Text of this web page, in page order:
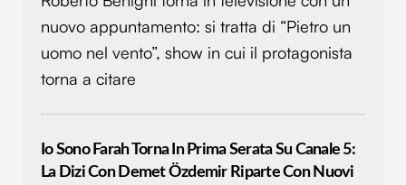
nuovo appuntamento: si tratta di “Pietro un
uomo nel vento”, show in cui il protagonista
torna a citare
Io Sono Farah Torna In Prima Serata Su Canale 5:
La Dizi Con Demet Özdemir Riparte Con Nuovi